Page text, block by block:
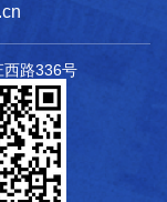
西路336号